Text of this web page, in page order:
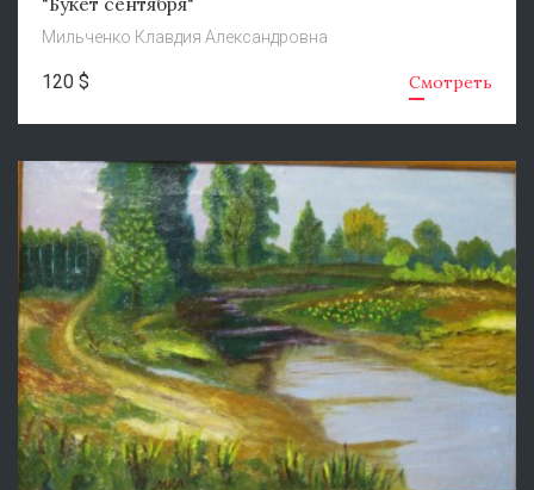
Мильченко Клавдия Александровна
120 $ Смотреть